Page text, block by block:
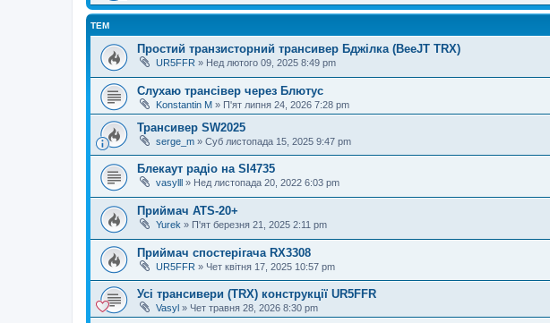
ТЕМ
Простий транзисторний трансивер Бджілка (BeeJT TRX)
UR5FFR » Нед лютого 09, 2025 8:49 pm
Слухаю трансівер через Блютус
Konstantin M » П'ят липня 24, 2026 7:28 pm
Трансивер SW2025
serge_m » Суб листопада 15, 2025 9:47 pm
Блекаут радіо на SI4735
vasylll » Нед листопада 20, 2022 6:03 pm
Приймач ATS-20+
Yurek » П'ят березня 21, 2025 2:11 pm
Приймач спостерігача RX3308
UR5FFR » Чет квітня 17, 2025 10:57 pm
Усі трансивери (TRX) конструкції UR5FFR
Vasyl » Чет травня 28, 2026 8:30 pm